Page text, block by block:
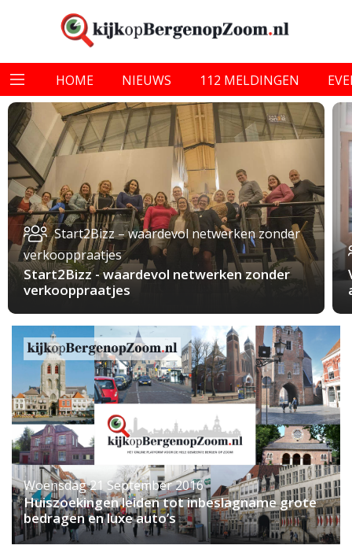
HOME NIEUWS 112 MELDINGEN
Start2Bizz – waardevol netwerken zonder
verkooppraatjes
Start2Bizz - waardevol netwerken zonder
verkooppraatjes
Woensdag 21 September 2016
Huiszoekingen leiden tot inbeslagname grote
bedragen en luxe auto’s